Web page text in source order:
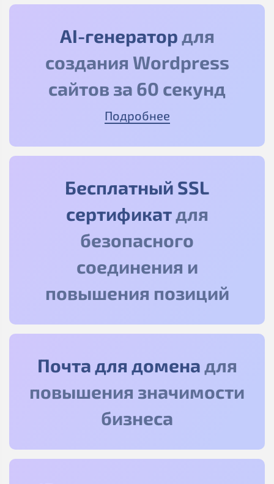
AI-генератордля
создания Wordpress
сайтов за 60 секунд
Подробнее
Бесплатный SSL
сертификатдля
безопасного
соединения и
повышения позиций
Почта для доменадля
повышения значимости
бизнеса